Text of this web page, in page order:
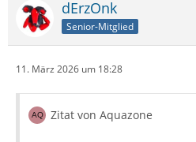
dErzOnk
Senior-Mitglied
11. März 2026 um 18:28
Zitat von Aquazone